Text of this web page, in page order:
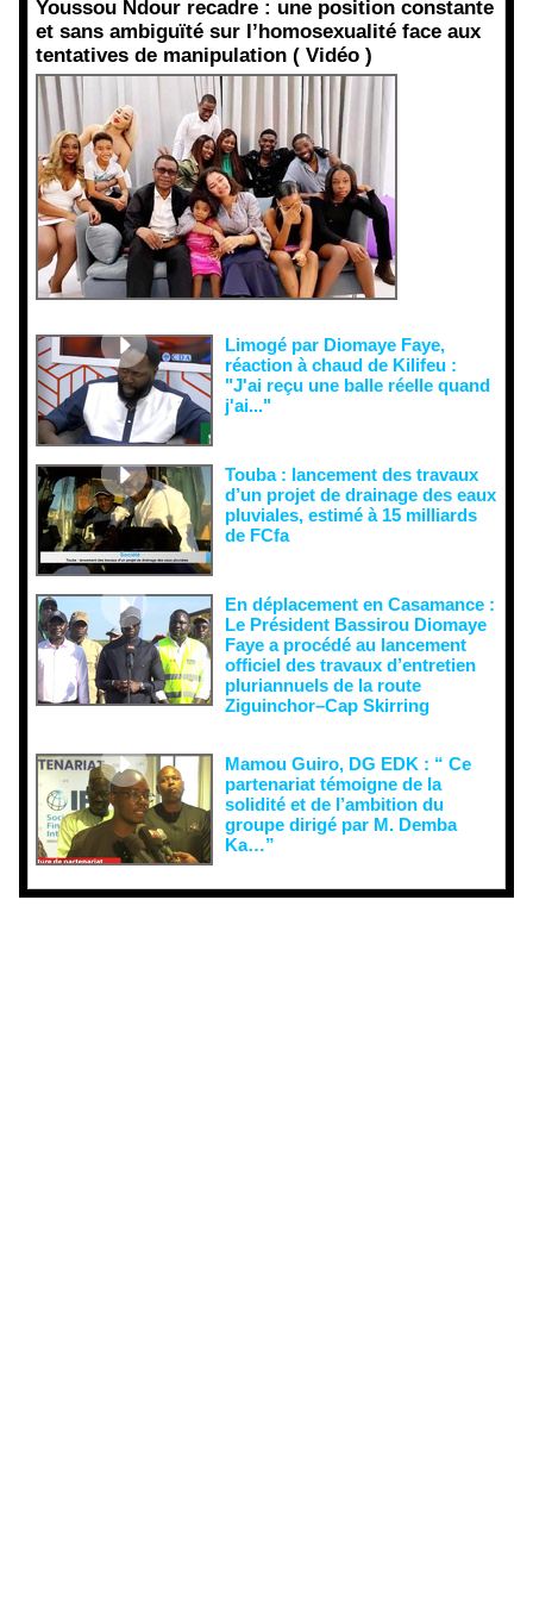
Youssou Ndour recadre : une position constante
et sans ambiguïté sur l’homosexualité face aux
tentatives de manipulation ( Vidéo )
Limogé par Diomaye Faye,
réaction à chaud de Kilifeu :
"J'ai reçu une balle réelle quand
j'ai..."
Touba : lancement des travaux
d’un projet de drainage des eaux
pluviales, estimé à 15 milliards
de FCfa ‎
En déplacement en Casamance :
Le Président Bassirou Diomaye
Faye a procédé au lancement
officiel des travaux d’entretien
pluriannuels de la route
Ziguinchor–Cap Skirring
Mamou Guiro, DG EDK : “ Ce
partenariat témoigne de la
solidité et de l’ambition du
groupe dirigé par M. Demba
Ka…”